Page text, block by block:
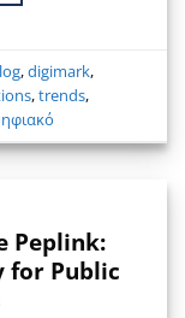
,digimark,
,trends,
Peplink:
for Public